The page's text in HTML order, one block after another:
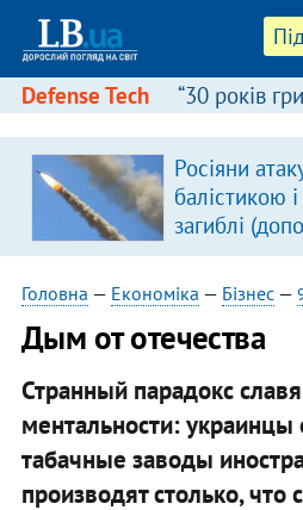
Defense Tech “30 років
Росіяни
балістикою
загиблі
Головна — Економіка — Бізнес—
Дым от отечества
Странный парадокс
ментальности: украинцы
табачные заводы
производят столько,